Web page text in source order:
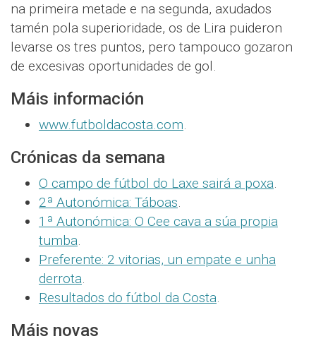
na primeira metade e na segunda, axudados
tamén pola superioridade, os de Lira puideron
levarse os tres puntos, pero tampouco gozaron
de excesivas oportunidades de gol.
Máis información
www.futboldacosta.com.
Crónicas da semana
O campo de fútbol do Laxe sairá a poxa.
2ª Autonómica: Táboas.
1ª Autonómica: O Cee cava a súa propia
tumba.
Preferente: 2 vitorias, un empate e unha
derrota.
Resultados do fútbol da Costa.
Máis novas